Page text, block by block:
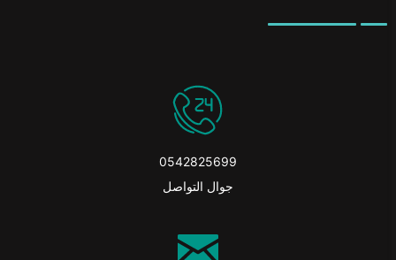
0542825699
جوال التواصل